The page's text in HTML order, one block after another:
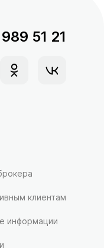
51 21
клиентам
информации